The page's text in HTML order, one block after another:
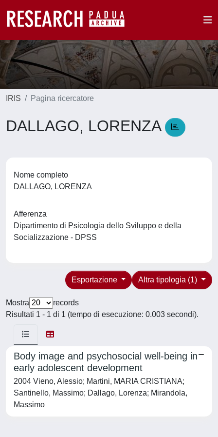
IRIS Pagina ricercatore
DALLAGO, LORENZA
Nome completo
DALLAGO, LORENZA
Afferenza
Dipartimento di Psicologia dello Sviluppo e della
Socializzazione - DPSS
Altra tipologia (1)
Esportazione
Mostra
records
Risultati 1 - 1 di 1 (tempo di esecuzione: 0.003 secondi).
Body image and psychosocial well-being in
early adolescent development
2004 Vieno, Alessio; Martini, MARIA CRISTIANA;
Santinello, Massimo; Dallago, Lorenza; Mirandola,
Massimo